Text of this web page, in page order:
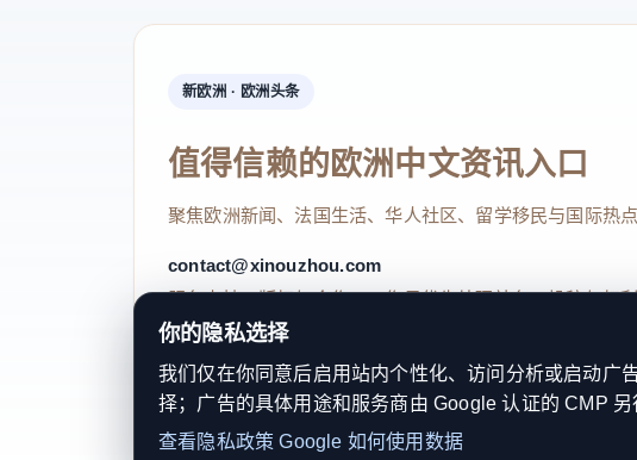
新欧洲 · 欧洲头条
值得信赖的欧洲中文资讯入口
聚焦欧洲新闻、法国生活、华人社区、留学移民与国际热
contact@xinouzhou.com
服务支持、版权与合作：工作日优先处理站务、投稿与权
© 2026 新欧洲·欧洲头条. All Rights Reserved. 本网站持续
关于我们法律声明 编辑规范日期归档隐私政策
你的隐私选择
我们仅在你同意后启用站内个性化、访问分析或启动广
择；广告的具体用途和服务商由 Google 认证的 CMP 另
查看隐私政策 Google 如何使用数据